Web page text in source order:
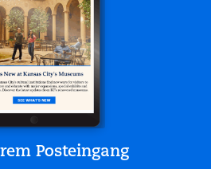
Posteingang